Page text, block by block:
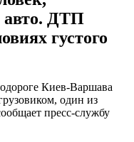
авто. ДТП
густого
Киев-Варшава
один из
пресс-службу